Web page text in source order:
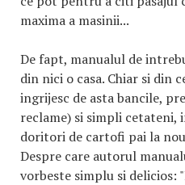
maxima a masinii...
De fapt, manualul de
din nici o casa. Chiar si din
ingrijesc de asta bancile,
reclame) si simpli cetateni,
doritori de cartofi pai la
Despre care autorul
vorbeste simplu si delicios: